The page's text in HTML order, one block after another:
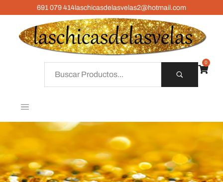
691 079 414laschicasdelasvelas2@hotmail.com
0